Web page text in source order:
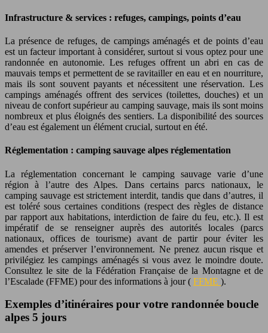
Infrastructure & services : refuges, campings, points d’eau
La présence de refuges, de campings aménagés et de points d’eau
est un facteur important à considérer, surtout si vous optez pour une
randonnée en autonomie. Les refuges offrent un abri en cas de
mauvais temps et permettent de se ravitailler en eau et en nourriture,
mais ils sont souvent payants et nécessitent une réservation. Les
campings aménagés offrent des services (toilettes, douches) et un
niveau de confort supérieur au camping sauvage, mais ils sont moins
nombreux et plus éloignés des sentiers. La disponibilité des sources
d’eau est également un élément crucial, surtout en été.
Réglementation : camping sauvage alpes réglementation
La réglementation concernant le camping sauvage varie d’une
région à l’autre des Alpes. Dans certains parcs nationaux, le
camping sauvage est strictement interdit, tandis que dans d’autres, il
est toléré sous certaines conditions (respect des règles de distance
par rapport aux habitations, interdiction de faire du feu, etc.). Il est
impératif de se renseigner auprès des autorités locales (parcs
nationaux, offices de tourisme) avant de partir pour éviter les
amendes et préserver l’environnement. Ne prenez aucun risque et
privilégiez les campings aménagés si vous avez le moindre doute.
Consultez le site de la Fédération Française de la Montagne et de
l’Escalade (FFME) pour des informations à jour ( FFME ).
Exemples d’itinéraires pour votre randonnée boucle
alpes 5 jours